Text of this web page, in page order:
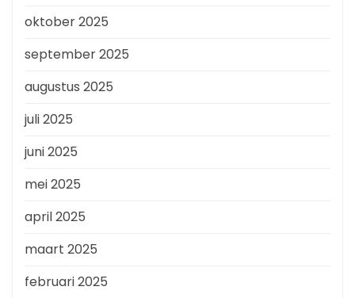
oktober 2025
september 2025
augustus 2025
juli 2025
juni 2025
mei 2025
april 2025
maart 2025
februari 2025